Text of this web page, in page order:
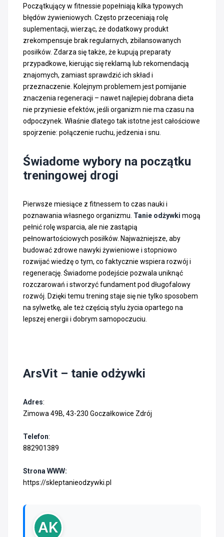
Początkujący w fitnessie popełniają kilka typowych
błędów żywieniowych. Często przeceniają rolę
suplementacji, wierząc, że dodatkowy produkt
zrekompensuje brak regularnych, zbilansowanych
posiłków. Zdarza się także, że kupują preparaty
przypadkowe, kierując się reklamą lub rekomendacją
znajomych, zamiast sprawdzić ich skład i
przeznaczenie. Kolejnym problemem jest pomijanie
znaczenia regeneracji – nawet najlepiej dobrana dieta
nie przyniesie efektów, jeśli organizm nie ma czasu na
odpoczynek. Właśnie dlatego tak istotne jest całościowe
spojrzenie: połączenie ruchu, jedzenia i snu.
Świadome wybory na początku
treningowej drogi
Pierwsze miesiące z fitnessem to czas nauki i
poznawania własnego organizmu. Tanie odżywki mogą
pełnić rolę wsparcia, ale nie zastąpią
pełnowartościowych posiłków. Najważniejsze, aby
budować zdrowe nawyki żywieniowe i stopniowo
rozwijać wiedzę o tym, co faktycznie wspiera rozwój i
regenerację. Świadome podejście pozwala uniknąć
rozczarowań i stworzyć fundament pod długofalowy
rozwój. Dzięki temu trening staje się nie tylko sposobem
na sylwetkę, ale też częścią stylu życia opartego na
lepszej energii i dobrym samopoczuciu.
ArsVit – tanie odżywki
Adres:
Zimowa 49B, 43-230 Goczałkowice Zdrój
Telefon:
882901389
Strona WWW:
https://skleptanieodzywki.pl
AK